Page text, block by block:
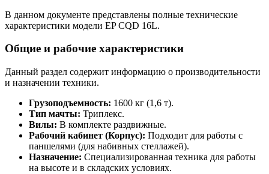
В данном документе представлены полные технические
характеристики модели EP CQD 16L.
Общие и рабочие характеристики
Данный раздел содержит информацию о производительности
и назначении техники.
Грузоподъемность: 1600 кг (1,6 т).
Тип мачты: Триплекс.
Вилы: В комплекте раздвижные.
Рабочий кабинет (Корпус): Подходит для работы с
паншелями (для набивных стеллажей).
Назначение: Специализированная техника для работы
на высоте и в складских условиях.